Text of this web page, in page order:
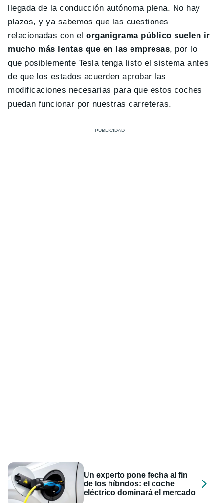
llegada de la conducción autónoma plena. No hay
plazos, y ya sabemos que las cuestiones
relacionadas con el organigrama público suelen ir
mucho más lentas que en las empresas, por lo
que posiblemente Tesla tenga listo el sistema antes
de que los estados acuerden aprobar las
modificaciones necesarias para que estos coches
puedan funcionar por nuestras carreteras.
Un experto pone fecha al fin
de los híbridos: el coche
eléctrico dominará el mercado